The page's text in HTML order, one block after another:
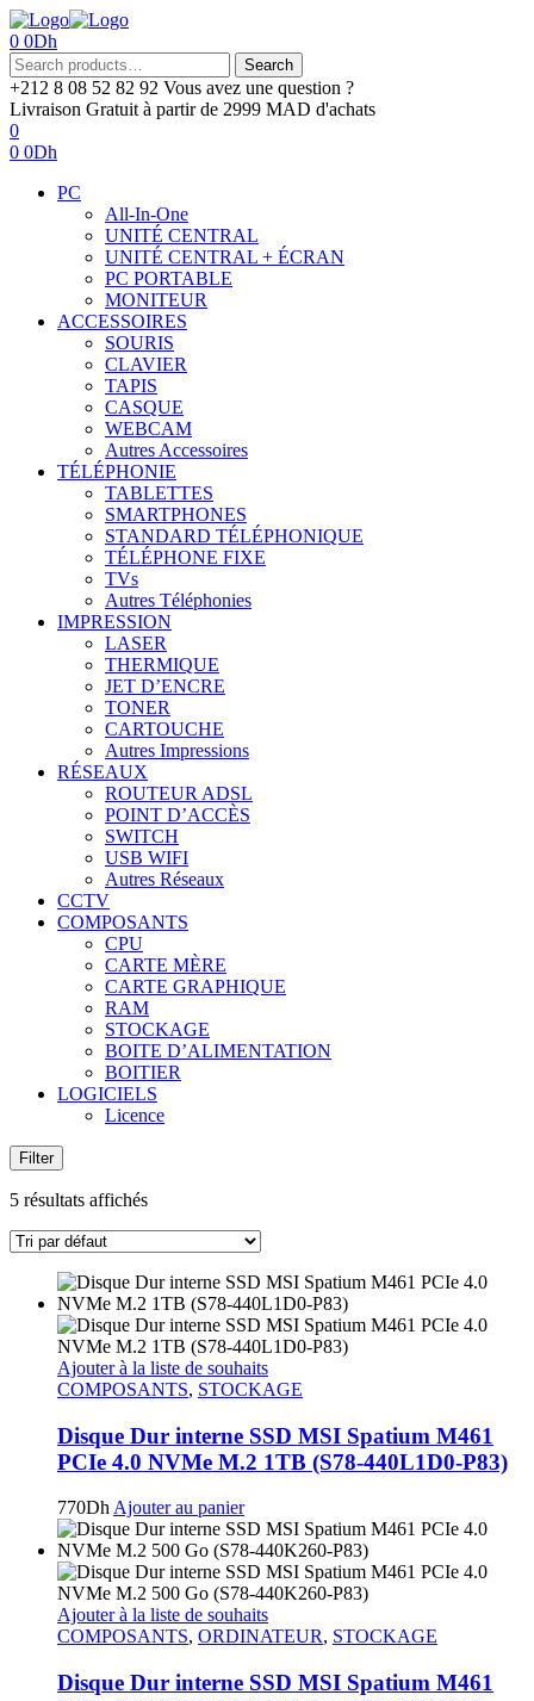
0 0Dh
Search
+212 8 08 52 82 92‬ Vous avez une question ?
Livraison Gratuit à partir de 2999 MAD d'achats
0
0 0Dh
PC
All-In-One
UNITÉ CENTRAL
UNITÉ CENTRAL + ÉCRAN
PC PORTABLE
MONITEUR
ACCESSOIRES
SOURIS
CLAVIER
TAPIS
CASQUE
WEBCAM
Autres Accessoires
TÉLÉPHONIE
TABLETTES
SMARTPHONES
STANDARD TÉLÉPHONIQUE
TÉLÉPHONE FIXE
TVs
Autres Téléphonies
IMPRESSION
LASER
THERMIQUE
JET D’ENCRE
TONER
CARTOUCHE
Autres Impressions
RÉSEAUX
ROUTEUR ADSL
POINT D’ACCÈS
SWITCH
USB WIFI
Autres Réseaux
CCTV
COMPOSANTS
CPU
CARTE MÈRE
CARTE GRAPHIQUE
RAM
STOCKAGE
BOITE D’ALIMENTATION
BOITIER
LOGICIELS
Licence
Filter
5 résultats affichés
Ajouter à la liste de souhaits
COMPOSANTS, STOCKAGE
Disque Dur interne SSD MSI ‎‎‎Spatium M461
PCIe 4.0 NVMe M.2 1TB (S78-440L1D0-P83)
770DhAjouter au panier
Ajouter à la liste de souhaits
COMPOSANTS, ORDINATEUR, STOCKAGE
Disque Dur interne SSD MSI ‎‎Spatium M461